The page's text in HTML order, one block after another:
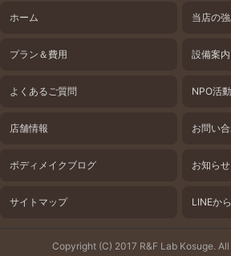
ホーム 当店の
プラン＆費用 設備案内
よくあるご質問 NPO活動
店舗情報 お問い
ボディメイクブログ お知らせ
サイトマップ LINEか
Copyright (C) 2017 R&F Lab Kosuge.